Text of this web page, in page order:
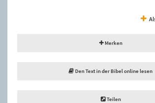
Merken
Den Text in der Bibel online lesen
Teilen